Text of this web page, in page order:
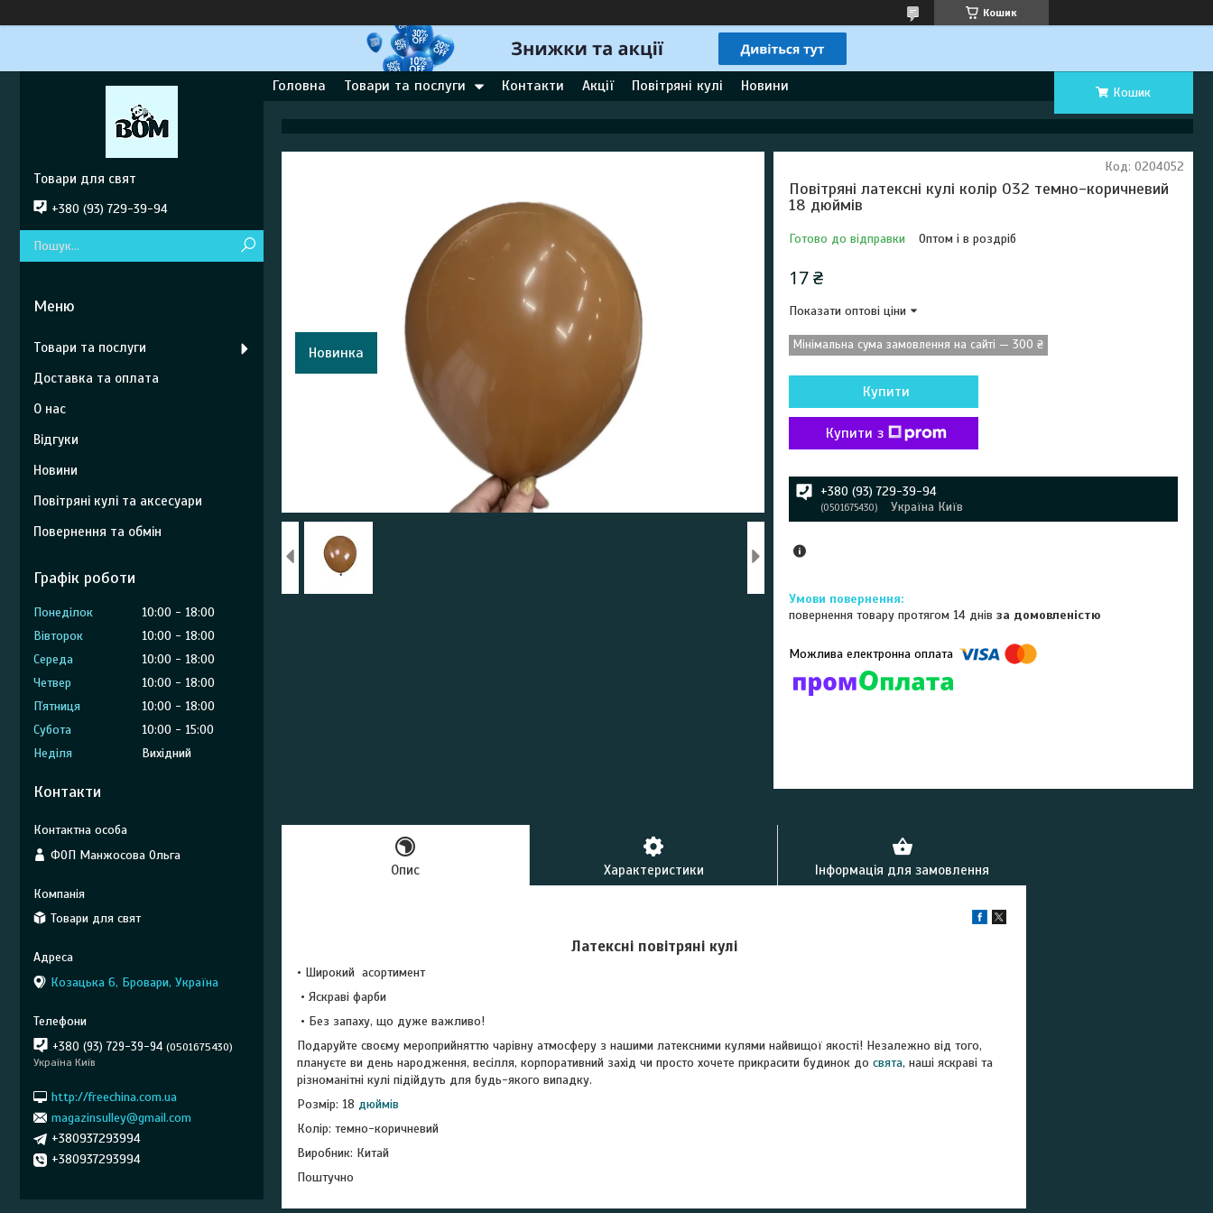
Кошик
Головна Товари та послуги Контакти Акції Повітряні кулі Новини Кошик
Новинка
Повітряні латексні кулі колір 032 темно-коричневий
18 дюймів
Готово до відправки Оптом і в роздріб
Код: 0204052
17 ₴
Показати оптові ціни
Мінімальна сума замовлення на сайті — 300 ₴
Купити
Купити з
+380 (93) 729-39-94
0501675430 Україна Київ
повернення товару протягом 14 днівза домовленістю
Опис Характеристики Інформація для замовлення
Латексні повітряні кулі
• Широкий асортимент
• Яскраві фарби
• Без запаху, що дуже важливо!
Подаруйте своєму мероприйняттю чарівну атмосферу з нашими латексними кулями найвищої якості! Незалежно від того,
плануєте ви день народження, весілля, корпоративний захід чи просто хочете прикрасити будинок до свята, наші яскраві та
різноманітні кулі підійдуть для будь-якого випадку.
Розмір: 18 дюймів
Колір: темно-коричневий
Виробник: Китай
Поштучно
Товари для свят
+380 (93) 729-39-94
Товари та послуги
Доставка та оплата
О нас
Відгуки
Новини
Повітряні кулі та аксесуари
Повернення та обмін
Графік роботи
Понеділок 10:00
18:00
Вівторок
10:00
18:00
Середа
10:00
18:00
Четвер
10:00
18:00
Пʼятниця
10:00
18:00
Субота
10:00
15:00
Неділя
Вихідний
Контакти
ФОП Манжосова Ольга
Товари для свят
Козацька 6, Бровари, Україна
+380 (93) 729-39-94 0501675430
Україна Київ
http://freechina.com.ua
magazinsulley@gmail.com
+380937293994
+380937293994